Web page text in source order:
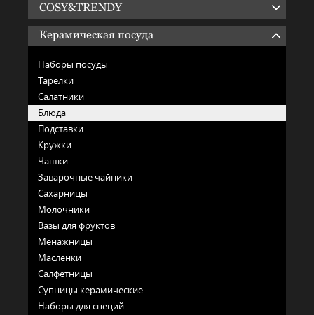
COSY&TRENDY
Керамическая посуда
Наборы посуды
Тарелки
Салатники
Блюда
Подставки
Кружки
Чашки
Заварочные чайники
Сахарницы
Молочники
Вазы для фруктов
Менажницы
Масленки
Салфетницы
Супницы керамические
Наборы для специй